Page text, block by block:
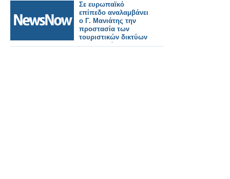
Σε ευρωπαϊκό
επίπεδο αναλαμβάνει
ο Γ. Μανιάτης την
προστασία των
τουριστικών δικτύων
Σιδηροδρόμου.